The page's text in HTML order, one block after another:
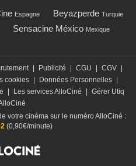
Espagne Beyazperde Turquie
Sensacine México Mexique
Publicité CGU CGV
cookies Données Personnelles
Les services AlloCiné
Gérer Utiq
votre cinéma sur le numéro AlloCiné :
(0,90€/minute)